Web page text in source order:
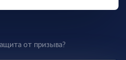
от призыва?